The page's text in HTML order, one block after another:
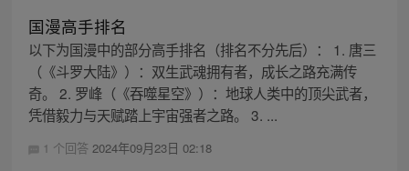
国漫高手排名
以下为国漫中的部分高手排名（排名不分先后）： 1. 唐三
（《斗罗大陆》）：双生武魂拥有者，成长之路充满传
奇。 2. 罗峰（《吞噬星空》）：地球人类中的顶尖武者，
凭借毅力与天赋踏上宇宙强者之路。 3. ...
1 个回答 2024年09月23日 02:18